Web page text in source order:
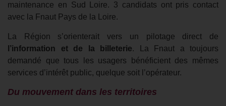
maintenance en Sud Loire. 3 candidats ont pris contact
avec la Fnaut Pays de la Loire.
La Région s’orienterait vers un pilotage direct de
l’information et de la billeterie. La Fnaut a toujours
demandé que tous les usagers bénéficient des mêmes
services d’intérêt public, quelque soit l’opérateur.
Du mouvement dans les territoires